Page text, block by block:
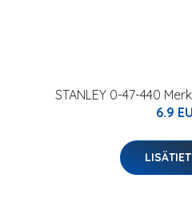
STANLEY 0-47-440
6.9